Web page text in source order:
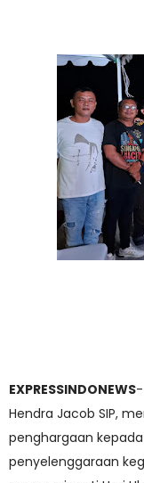
EXPRESSINDONEWS
Hendra Jacob SIP,
penghargaan
penyelenggaraan